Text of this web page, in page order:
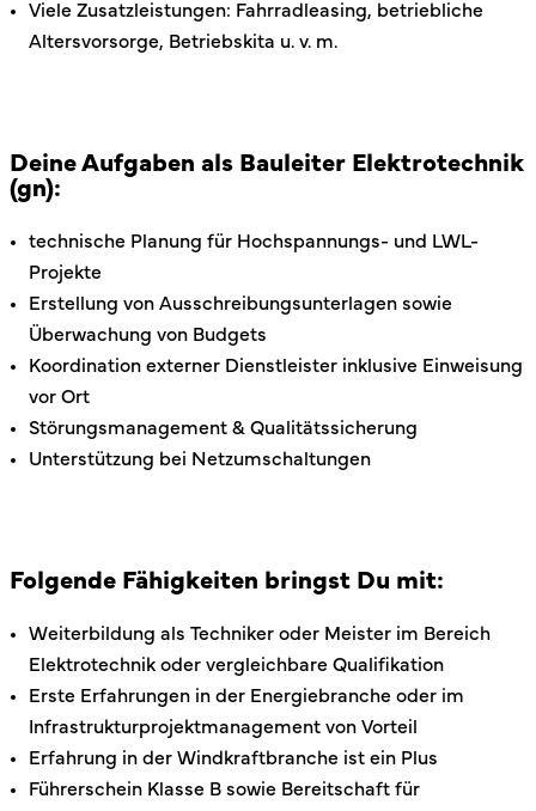
Viele Zusatzleistungen: Fahrradleasing, betriebliche
Altersvorsorge, Betriebskita u. v. m.
Deine Aufgaben als Bauleiter Elektrotechnik
(gn):
technische Planung für Hochspannungs- und LWL-
Projekte
Erstellung von Ausschreibungsunterlagen sowie
Überwachung von Budgets
Koordination externer Dienstleister inklusive Einweisung
vor Ort
Störungsmanagement & Qualitätssicherung
Unterstützung bei Netzumschaltungen
Folgende Fähigkeiten bringst Du mit:
Weiterbildung als Techniker oder Meister im Bereich
Elektrotechnik oder vergleichbare Qualifikation
Erste Erfahrungen in der Energiebranche oder im
Infrastrukturprojektmanagement von Vorteil
Erfahrung in der Windkraftbranche ist ein Plus
Führerschein Klasse B sowie Bereitschaft für